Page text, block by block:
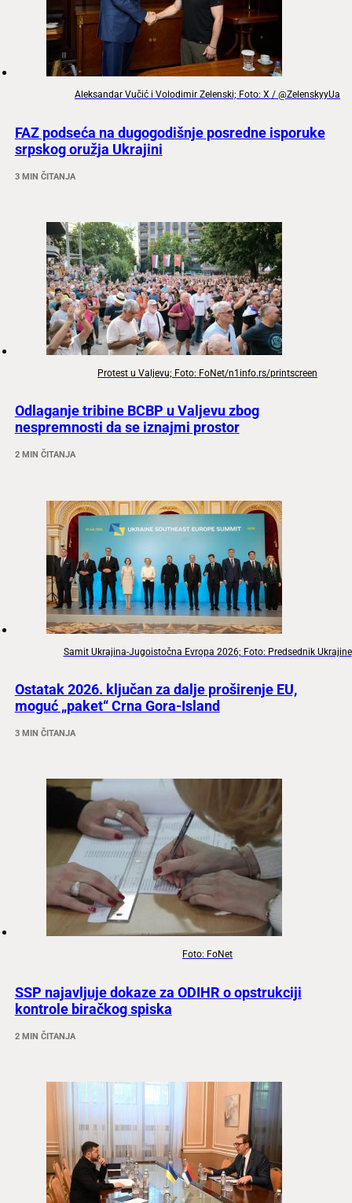
Aleksandar Vučić i Volodimir Zelenski; Foto: X / @ZelenskyyUa
FAZ podseća na dugogodišnje posredne isporuke
srpskog oružja Ukrajini
3 MIN ČITANJA
Protest u Valjevu; Foto: FoNet/n1info.rs/printscreen
Odlaganje tribine BCBP u Valjevu zbog
nespremnosti da se iznajmi prostor
2 MIN ČITANJA
Samit Ukrajina-Jugoistočna Evropa 2026; Foto: Predsednik Ukrajine
Ostatak 2026. ključan za dalje proširenje EU,
moguć „paket“ Crna Gora-Island
3 MIN ČITANJA
Foto: FoNet
SSP najavljuje dokaze za ODIHR o opstrukciji
kontrole biračkog spiska
2 MIN ČITANJA